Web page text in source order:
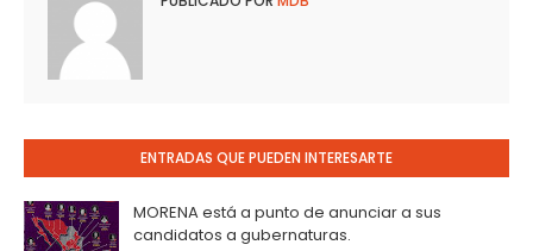
ENTRADAS QUE PUEDEN INTERESARTE
MORENA está a punto de anunciar a sus
candidatos a gubernaturas.